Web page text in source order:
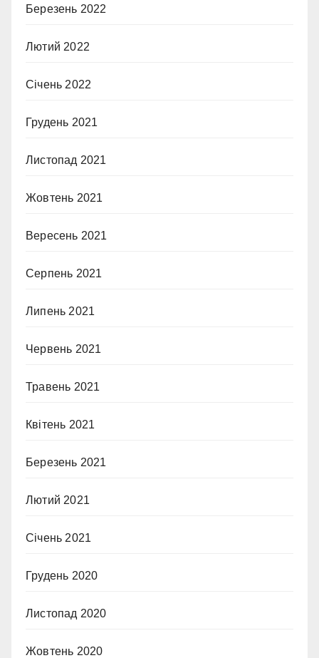
Березень 2022
Лютий 2022
Січень 2022
Грудень 2021
Листопад 2021
Жовтень 2021
Вересень 2021
Серпень 2021
Липень 2021
Червень 2021
Травень 2021
Квітень 2021
Березень 2021
Лютий 2021
Січень 2021
Грудень 2020
Листопад 2020
Жовтень 2020